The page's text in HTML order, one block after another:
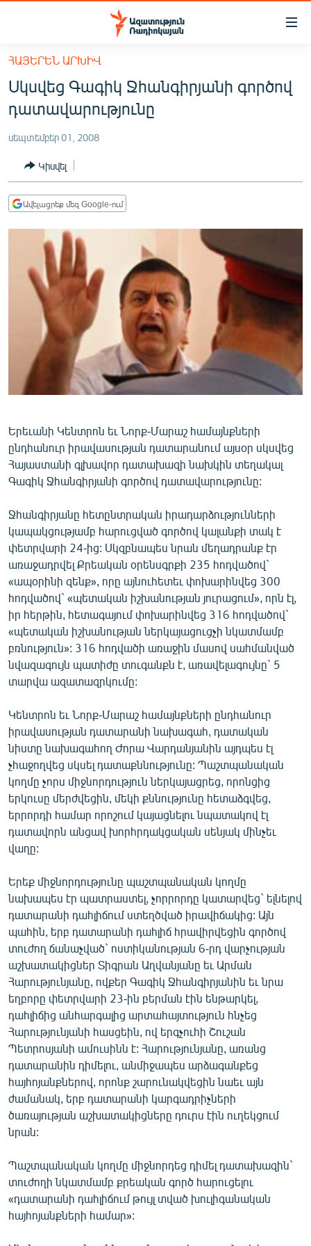
Մատչելիության
հիմնական
բովանդակությանը
հիմնական
մենյուին
ՀԱՅԱՍՏԱՆ
ՔԱՂԱՔԱԿԱՆ
ԸՆՏՐՈՒԹՅՈՒՆՆԵՐ 2026
ԻՐԱՎՈՒՆՔ
ՀԱՍԱՐԱԿՈՒԹՅՈՒՆ
ՂԱՐԱԲԱՂ
ՊԱՏԵՐԱԶՄԻ 6 ՇԱԲԱԹՆԵՐԸ
ՏԱՐԱԾԱՇՐՋԱՆ
ՄԻՋԱԶԳԱՅԻՆ
ՄՇԱԿՈՒՅԹ
ՍՊՈՐՏ
ՄԵԿՆԱԲԱՆՈՒԹՅՈՒՆ
ԿՈՐՈՆԱՎԻՐՈՒՍ
ԱՐԽԻՎ
ԲԱՆԱՎԵՃ
ՁԳՏԵԼՈՎ ԼԱՎԱԳՈՒՅՆԻՆ
ՓՈԴՔԱՍԹ
Հայերեն
English
Русский
«Ազատության» բոլոր կայքերը
ՀԱՅԵՐԵՆ ԱՐԽԻՎ
Սկսվեց Գագիկ Ջհանգիրյանի գործով
դատավարությունը
սեպտեմբեր 01, 2008
Կիսվել
Ավելացրեք մեզ Google-ում
Երեւանի Կենտրոն եւ Նորք-Մարաշ համայնքների
ընդհանուր իրավասության դատարանում այսօր սկսվեց
Հայաստանի գլխավոր դատախազի նախկին տեղակալ
Գագիկ Ջհանգիրյանի գործով դատավարությունը:
Ջհանգիրյանը հետընտրական իրադարձությունների
կապակցությամբ հարուցված գործով կալանքի տակ է
փետրվարի 24-ից: Սկզբնապես նրան մեղադրանք էր
առաջադրվել Քրեական օրենսգրքի 235 հոդվածով`
«ապօրինի զենք», որը այնուհետեւ փոխարինվեց 300
հոդվածով` «պետական իշխանության յուրացում», որն էլ,
իր հերթին, հետագայում փոխարինվեց 316 հոդվածով`
«պետական իշխանության ներկայացուցչի նկատմամբ
բռնություն»: 316 հոդվածի առաջին մասով սահմանված
նվազագույն պատիժը տուգանքն է, առավելագույնը` 5
տարվա ազատազրկումը:
Կենտրոն եւ Նորք-Մարաշ համայնքների ընդհանուր
իրավասության դատարանի նախագահ, դատական
նիստը նախագահող Ժորա Վարդանյանին այդպես էլ
չհաջողվեց սկսել դատաքննությունը: Պաշտպանական
կողմը չորս միջնորդություն ներկայացրեց, որոնցից
երկուսը մերժվեցին, մեկի քննությունը հետաձգվեց,
երրորդի համար որոշում կայացնելու նպատակով էլ
դատավորն անցավ խորհրդակցական սենյակ մինչեւ
վաղը:
Երեք միջնորդությունը պաշտպանական կողմը
նախապես էր պատրաստել, չորրորդը կատարվեց` ելնելով
դատարանի դահլիճում ստեղծված իրավիճակից: Այն
պահին, երբ դատարանի դահլիճ հրավիրվեցին գործով
տուժող ճանաչված` ոստիկանության 6-րդ վարչության
աշխատակիցներ Տիգրան Աղվանյանը եւ Արման
Հարությունյանը, ովքեր Գագիկ Ջհանգիրյանին եւ նրա
եղբորը փետրվարի 23-ին բերման էին ենթարկել,
դահլիճից անհարգալից արտահայտություն հնչեց
Հարությունյանի հասցեին, ով երգչուհի Շուշան
Պետրոսյանի ամուսինն է: Հարությունյանը, առանց
դատարանին դիմելու, անմիջապես արձագանքեց
հայհոյանքներով, որոնք շարունակվեցին նաեւ այն
ժամանակ, երբ դատարանի կարգադրիչների
ծառայության աշխատակիցները դուրս էին ուղեկցում
նրան:
Պաշտպանական կողմը միջնորդեց դիմել դատախազին`
տուժողի նկատմամբ քրեական գործ հարուցելու
«դատարանի դահլիճում թույլ տված խուլիգանական
հայհոյանքների համար»: